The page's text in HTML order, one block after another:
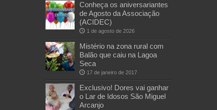
Conheça os aniversariantes
de Agosto da Associação
(ACIDEC)
1 de agosto de 2026
Mistério na zona rural com
Balão que caiu na Lagoa
Seca
17 de janeiro de 2017
Exclusivo! Dores vai ganhar
o Lar de Idosos São Miguel
Arcanjo